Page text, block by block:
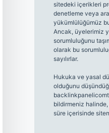
sitedeki içerikleri
denetleme veya
yükümlülüğümüz
Ancak, üyelerimiz
sorumluluğunu
olarak bu
sayılırlar.
Hukuka ve yasal
olduğunu
bildirmeniz
süre içerisinde